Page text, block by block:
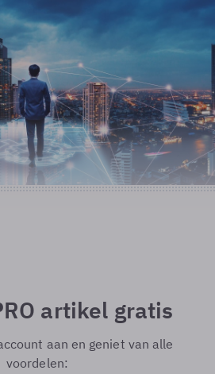
artikel gratis
aan en geniet van alle
voordelen: